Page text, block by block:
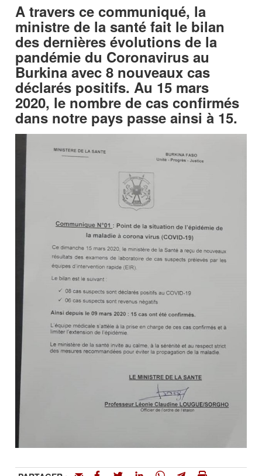
A travers ce communiqué, la
ministre de la santé fait le bilan
des dernières évolutions de la
pandémie du Coronavirus au
Burkina avec 8 nouveaux cas
déclarés positifs. Au 15 mars
2020, le nombre de cas confirmés
dans notre pays passe ainsi à 15.